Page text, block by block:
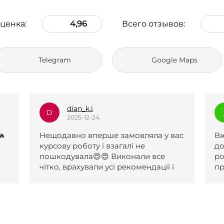
4,96 Всего отзывов:
Telegram Google Maps
_ _l.e.k.s.a.n.a_
2025-12-23
Вже два рази зверталася по вашу
допомогу, роботи чудові. Першу
роботу прийняли після одної
правки, другу з першого разу. За